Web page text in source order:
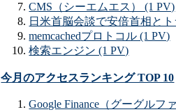
CMS（シーエムエス） (1 PV)
日米首脳会談で安倍首相と
memcachedプロトコル (1 PV)
検索エンジン (1 PV)
今月のアクセスランキング TOP 10
Google Finance（グーグル